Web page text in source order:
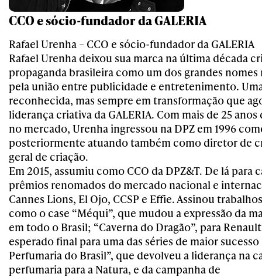
CCO e sócio-fundador da GALERIA
Rafael Urenha – CCO e sócio-fundador da GALERIA
Rafael Urenha deixou sua marca na última década
propaganda brasileira como um dos grandes nomes
pela união entre publicidade e entretenimento.
reconhecida, mas sempre em transformação que
liderança criativa da GALERIA. Com mais de 25
no mercado, Urenha ingressou na DPZ em 1996
posteriormente atuando também como diretor de
geral de criação.
Em 2015, assumiu como CCO da DPZ&T. De lá para
prêmios renomados do mercado nacional e
Cannes Lions, El Ojo, CCSP e Effie. Assinou
como o case “Méqui”, que mudou a expressão da
em todo o Brasil; “Caverna do Dragão”, para
esperado final para uma das séries de maior sucesso
Perfumaria do Brasil”, que devolveu a liderança na
perfumaria para a Natura, e da campanha de